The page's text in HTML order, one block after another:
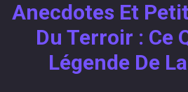
Anecdotes Et
Du Terroir : Ce
Légende De